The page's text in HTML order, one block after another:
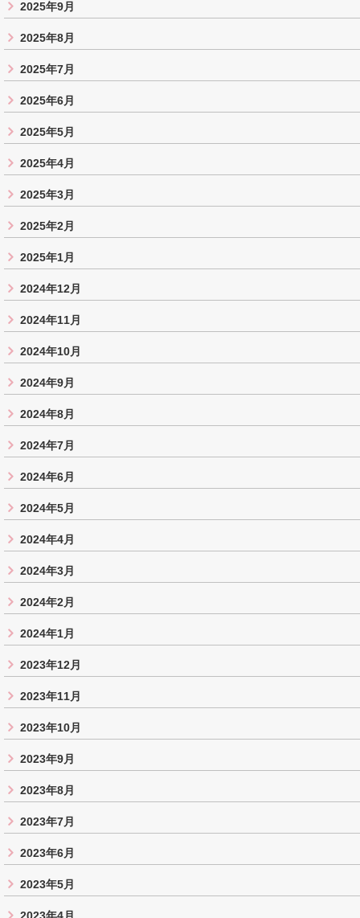
2025年9月
2025年8月
2025年7月
2025年6月
2025年5月
2025年4月
2025年3月
2025年2月
2025年1月
2024年12月
2024年11月
2024年10月
2024年9月
2024年8月
2024年7月
2024年6月
2024年5月
2024年4月
2024年3月
2024年2月
2024年1月
2023年12月
2023年11月
2023年10月
2023年9月
2023年8月
2023年7月
2023年6月
2023年5月